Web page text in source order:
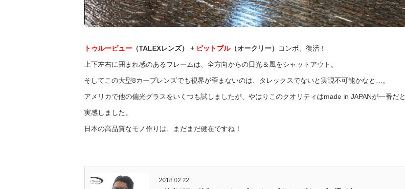
トゥルービュー （TALEXレンズ） + ピットブル（オークリー） コンボ、復活！
上下左右に囲まれ感のあるフレームは、全方向からの日光＆風をシャットアウト。
そしてこの大型8カーブレンズでも視界が歪まないのは、タレックスでないと実現不可能かなと…。
アメリカで他の偏光グラスをいくつも試しましたが、やはりこのクオリティはmade in JAPANが一番だと
実感しました。
日本の高品質なモノ作りは、まだまだ健在ですね！
2018.02.22